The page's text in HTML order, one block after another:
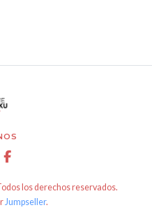
los derechos reservados.
Jumpseller.